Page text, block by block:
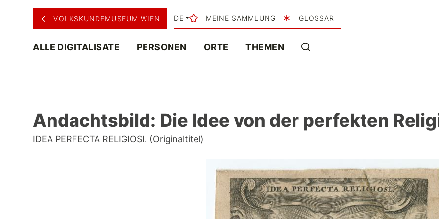
VOLKSKUNDEMUSEUM WIEN DE MEINE SAMMLUNG GLOSSAR
ALLE DIGITALISATE PERSONEN ORTE THEMEN
Andachtsbild: Die Idee von der perfekten
IDEA PERFECTA RELIGIOSI. (Originaltitel)